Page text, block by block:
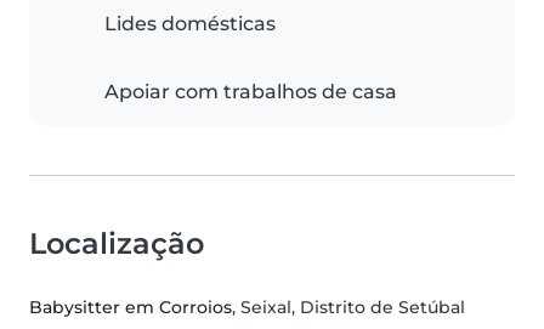
Lides domésticas
Apoiar com trabalhos de casa
Localização
Babysitter em Corroios, Seixal, Distrito de Setúbal